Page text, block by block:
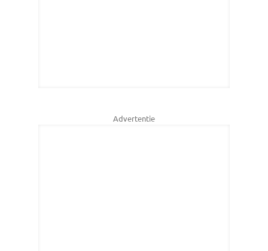
Advertentie